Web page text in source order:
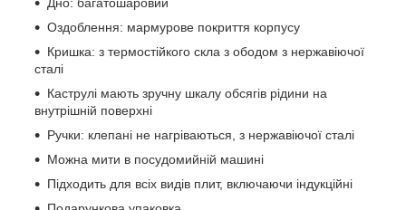
Оздоблення: мармурове покриття корпусу
Кришка: з термостійкого скла з ободом з нержавіючої
сталі
Каструлі мають зручну шкалу обсягів рідини на
внутрішній поверхні
Ручки: клепані не нагріваються, з нержавіючої сталі
Можна мити в посудомийній машині
Підходить для всіх видів плит, включаючи індукційні